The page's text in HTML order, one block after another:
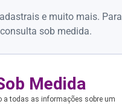
e muito mais. Para
sob medida.
Medida
a todas as informações sobre um